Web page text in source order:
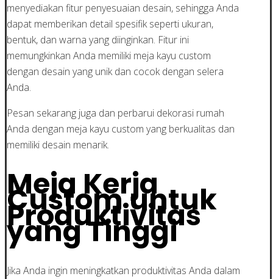
menyediakan fitur penyesuaian desain, sehingga Anda
dapat memberikan detail spesifik seperti ukuran,
bentuk, dan warna yang diinginkan. Fitur ini
memungkinkan Anda memiliki meja kayu custom
dengan desain yang unik dan cocok dengan selera
Anda.
Pesan sekarang juga dan perbarui dekorasi rumah
Anda dengan meja kayu custom yang berkualitas dan
memiliki desain menarik.
Meja Kerja
Custom untuk
Produktivitas
yang Tinggi
Jika Anda ingin meningkatkan produktivitas Anda dalam